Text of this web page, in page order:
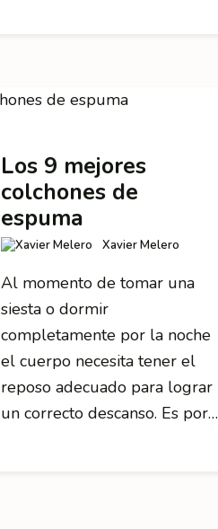
Los 9 mejores
colchones de
espuma
Xavier Melero
Al momento de tomar una
siesta o dormir
completamente por la noche
el cuerpo necesita tener el
reposo adecuado para lograr
un correcto descanso. Es por…